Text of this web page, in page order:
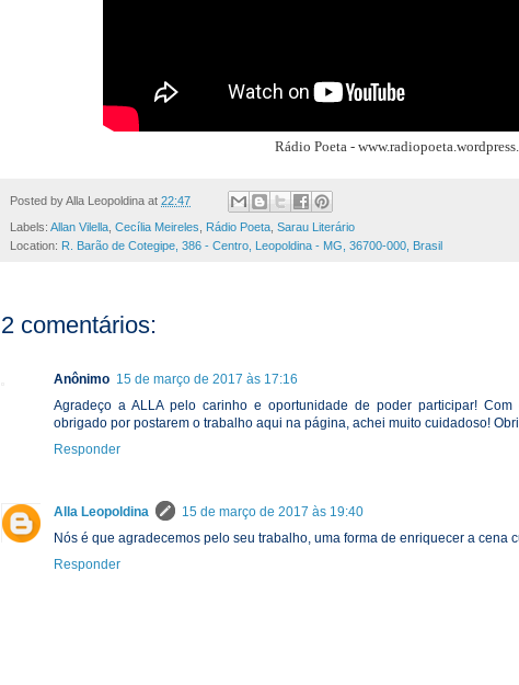
Rádio Poeta -
Posted byAlla Leopoldina at 22:47
Labels: Allan Vilella Cecília Meireles Rádio Poeta Sarau Literário
Location: R. Barão de Cotegipe, 386 - Centro, Leopoldina - MG, 36700-000, Brasil
2 comentários:
Anônimo 15 de março de 2017 às 17:16
Agradeço a ALLA pelo carinho e oportunidade de poder participar! Com
obrigado por postarem o trabalho aqui na página, achei muito cuidadoso!
Responder
Alla Leopoldina
15 de março de 2017 às 19:40
Nós é que agradecemos pelo seu trabalho, uma forma de enriquecer a cena
Responder